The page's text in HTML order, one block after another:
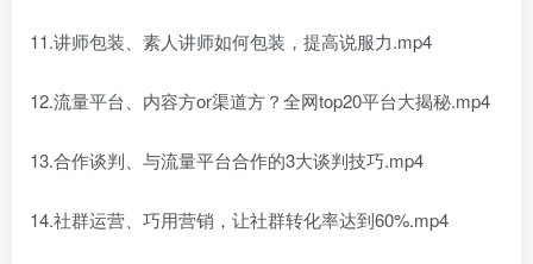
11.讲师包装、素人讲师如何包装，提高说服力.mp4
12.流量平台、内容方or渠道方？全网top20平台大揭秘.mp4
13.合作谈判、与流量平台合作的3大谈判技巧.mp4
14.社群运营、巧用营销，让社群转化率达到60%.mp4